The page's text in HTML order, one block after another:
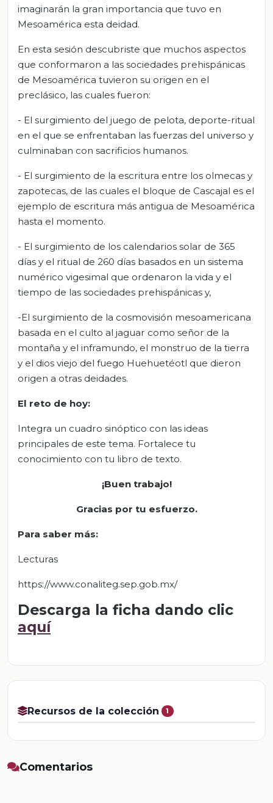
imaginarán la gran importancia que tuvo en
Mesoamérica esta deidad.
En esta sesión descubriste que muchos aspectos
que conformaron a las sociedades prehispánicas
de Mesoamérica tuvieron su origen en el
preclásico, las cuales fueron:
- El surgimiento del juego de pelota, deporte-ritual
en el que se enfrentaban las fuerzas del universo y
culminaban con sacrificios humanos.
- El surgimiento de la escritura entre los olmecas y
zapotecas, de las cuales el bloque de Cascajal es el
ejemplo de escritura más antigua de Mesoamérica
hasta el momento.
- El surgimiento de los calendarios solar de 365
días y el ritual de 260 días basados en un sistema
numérico vigesimal que ordenaron la vida y el
tiempo de las sociedades prehispánicas y,
-El surgimiento de la cosmovisión mesoamericana
basada en el culto al jaguar como señor de la
montaña y el inframundo, el monstruo de la tierra
y el dios viejo del fuego Huehuetéotl que dieron
origen a otras deidades.
El reto de hoy:
Integra un cuadro sinóptico con las ideas
principales de este tema. Fortalece tu
conocimiento con tu libro de texto.
¡Buen trabajo!
Gracias por tu esfuerzo.
Para saber más:
Lecturas
https://www.conaliteg.sep.gob.mx/
Descarga la ficha dando clic
aquí
Recursos de la colección 1
Comentarios